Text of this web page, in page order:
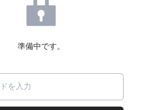
準備中です。